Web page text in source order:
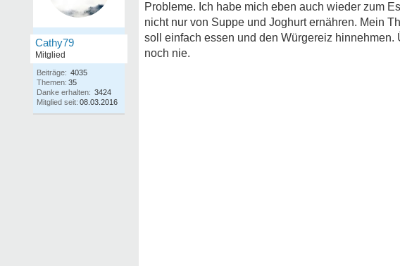
Cathy79
Mitglied
Beiträge: 4035
Themen: 35
Danke erhalten: 3424
Mitglied seit: 08.03.2016
Probleme. Ich habe mich eben auch wieder zum
nicht nur von Suppe und Joghurt ernähren. Mein
soll einfach essen und den Würgereiz hinnehmen.
noch nie.